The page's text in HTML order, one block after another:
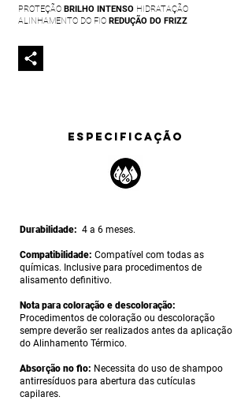
PROTEÇÃO BRILHO INTENSO HIDRATAÇÃO
ALINHAMENTO DO FIO REDUÇÃO DO FRIZZ
ESPECIFICAÇÃO
Durabilidade: 4 a 6 meses.
Compatibilidade: Compatível com todas as
químicas. Inclusive para procedimentos de
alisamento definitivo.
Nota para coloração e descoloração:
Procedimentos de coloração ou descoloração
sempre deverão ser realizados antes da aplicação
do Alinhamento Térmico.
Absorção no fio: Necessita do uso de shampoo
antirresíduos para abertura das cutículas
capilares.